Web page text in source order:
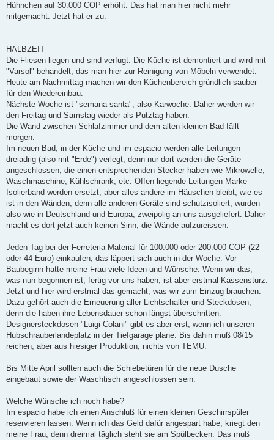
Hühnchen auf 30.000 COP erhöht. Das hat man hier nicht mehr
mitgemacht. Jetzt hat er zu.
HALBZEIT
Die Fliesen liegen und sind verfugt. Die Küche ist demontiert und wird mit
"Varsol" behandelt, das man hier zur Reinigung von Möbeln verwendet.
Heute am Nachmittag machen wir den Küchenbereich gründlich sauber
für den Wiedereinbau.
Nächste Woche ist "semana santa", also Karwoche. Daher werden wir
den Freitag und Samstag wieder als Putztag haben.
Die Wand zwischen Schlafzimmer und dem alten kleinen Bad fällt
morgen.
Im neuen Bad, in der Küche und im espacio werden alle Leitungen
dreiadrig (also mit "Erde") verlegt, denn nur dort werden die Geräte
angeschlossen, die einen entsprechenden Stecker haben wie Mikrowelle,
Waschmaschine, Kühlschrank, etc. Offen liegende Leitungen Marke
Isolierband werden ersetzt, aber alles andere im Häuschen bleibt, wie es
ist in den Wänden, denn alle anderen Geräte sind schutzisoliert, wurden
also wie in Deutschland und Europa, zweipolig an uns ausgeliefert. Daher
macht es dort jetzt auch keinen Sinn, die Wände aufzureissen.
Jeden Tag bei der Ferreteria Material für 100.000 oder 200.000 COP (22
oder 44 Euro) einkaufen, das läppert sich auch in der Woche. Vor
Baubeginn hatte meine Frau viele Ideen und Wünsche. Wenn wir das,
was nun begonnen ist, fertig vor uns haben, ist aber erstmal Kassensturz.
Jetzt und hier wird erstmal das gemacht, was wir zum Einzug brauchen.
Dazu gehört auch die Erneuerung aller Lichtschalter und Steckdosen,
denn die haben ihre Lebensdauer schon längst überschritten.
Designersteckdosen "Luigi Colani" gibt es aber erst, wenn ich unseren
Hubschrauberlandeplatz in der Tiefgarage plane. Bis dahin muß 08/15
reichen, aber aus hiesiger Produktion, nichts von TEMU.
Bis Mitte April sollten auch die Schiebetüren für die neue Dusche
eingebaut sowie der Waschtisch angeschlossen sein.
Welche Wünsche ich noch habe?
Im espacio habe ich einen Anschluß für einen kleinen Geschirrspüler
reservieren lassen. Wenn ich das Geld dafür angespart habe, kriegt den
meine Frau, denn dreimal täglich steht sie am Spülbecken. Das muß